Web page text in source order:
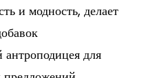
и модность, делает
для